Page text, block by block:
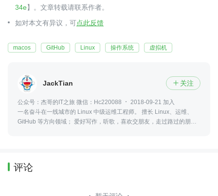
34e】。文章转载请联系作者。
如对本文有异议，可点此反馈
macos GitHub Linux 操作系统 虚拟机
JackTian  关注
公众号：杰哥的IT之旅 微信：Hc220088
2018-09-21 加入
一名奋斗在一线城市的 Linux 中级运维工程师。 擅长 Linux、运维、
GitHub 等方向领域； 爱好写作，听歌，喜欢交朋友，走过路过的朋
评论